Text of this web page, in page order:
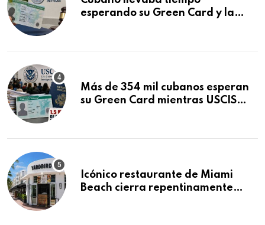
esperando su Green Card y la
Más de 354 mil cubanos esperan
su Green Card mientras USCIS
Icónico restaurante de Miami
Beach cierra repentinamente